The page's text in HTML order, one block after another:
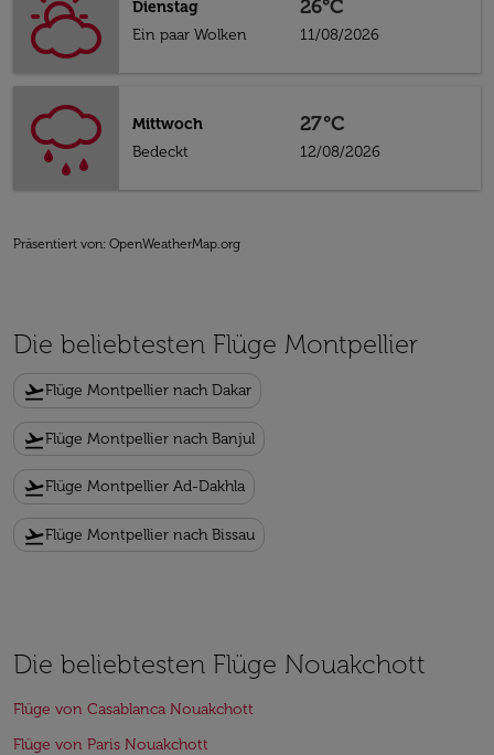
Dienstag
Ein paar Wolken
26°C
11/08/2026
Mittwoch
Bedeckt
27°C
12/08/2026
Präsentiert von: OpenWeatherMap.org
Die beliebtesten Flüge Montpellier
flight_takeoffFlüge Montpellier nach Dakar
flight_takeoffFlüge Montpellier nach Banjul
flight_takeoffFlüge Montpellier Ad-Dakhla
flight_takeoffFlüge Montpellier nach Bissau
Die beliebtesten Flüge Nouakchott
Flüge von Casablanca Nouakchott
Flüge von Paris Nouakchott